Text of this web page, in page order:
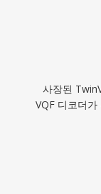
사장된
VQF 디코더